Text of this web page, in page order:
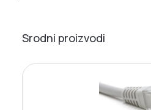
Srodni proizvodi